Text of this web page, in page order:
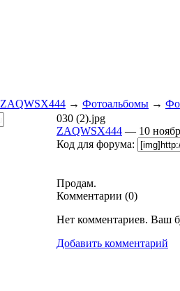
ZAQWSX444 → Фотоальбомы →
030 (2).jpg
ZAQWSX444 — 10
Код для форума:
Продам.
Комментарии (0)
Нет комментариев. Ваш
Добавить комментарий